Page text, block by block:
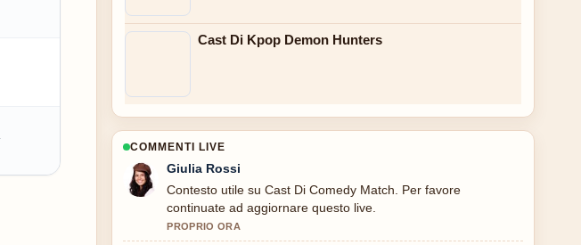
Cast Di Kpop Demon Hunters
COMMENTI LIVE
Giulia Rossi
Contesto utile su Cast Di Comedy Match. Per favore
continuate ad aggiornare questo live.
PROPRIO ORA